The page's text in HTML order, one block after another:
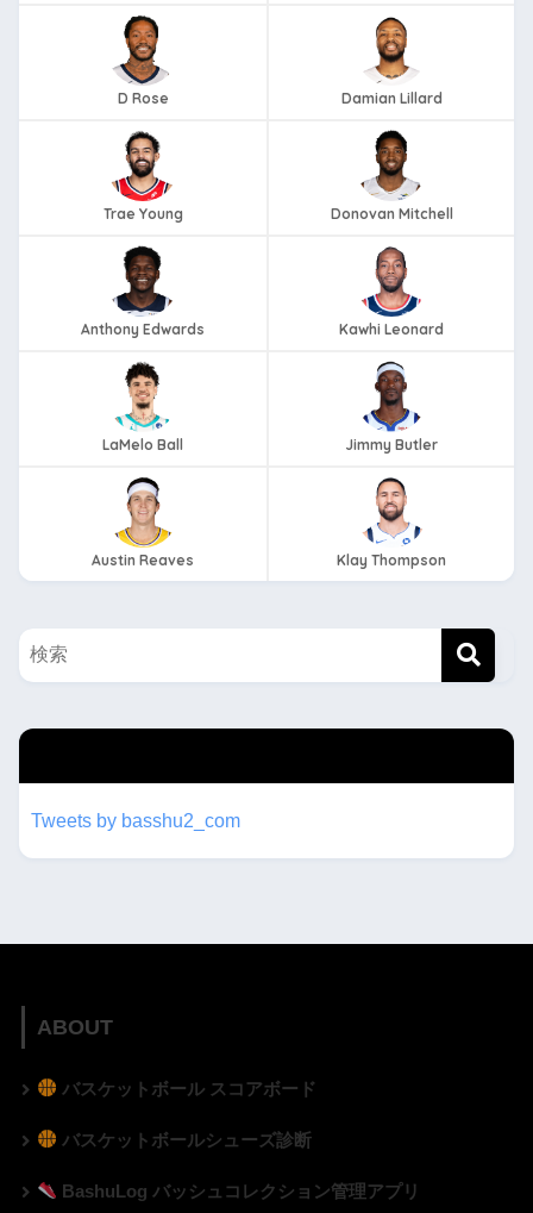
D Rose Damian Lillard
Trae Young Donovan Mitchell
Anthony Edwards Kawhi Leonard
LaMelo Ball Jimmy Butler
Austin Reaves Klay Thompson
Tweets by basshu2_com
ABOUT
バスケットボール スコアボード
バスケットボールシューズ診断
BashuLog バッシュコレクション管理アプリ